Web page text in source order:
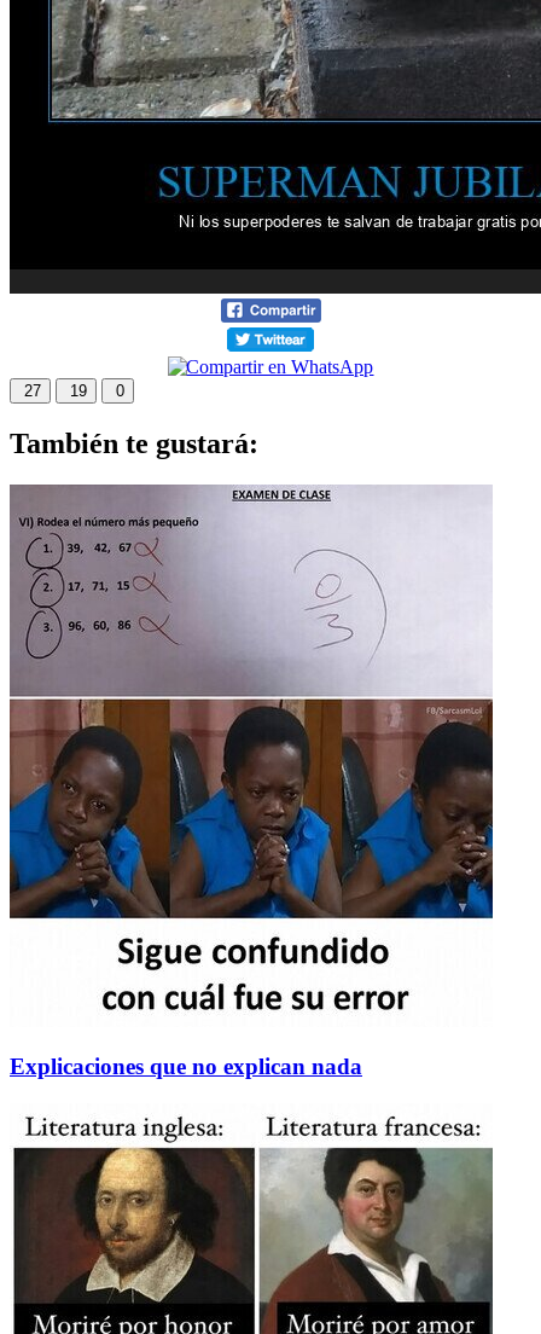
27 19 0
También te gustará:
Explicaciones que no explican nada